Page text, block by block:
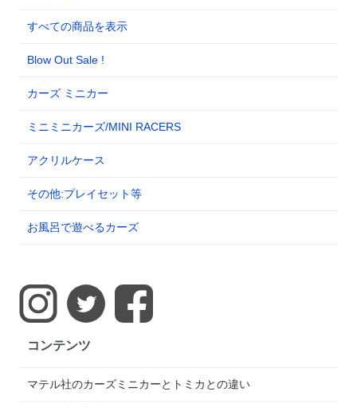
すべての商品を表示
Blow Out Sale !
カーズ ミニカー
ミニミニカーズ/MINI RACERS
アクリルケース
その他:プレイセット等
お風呂で遊べるカーズ
コンテンツ
マテル社のカーズミニカーとトミカとの違い